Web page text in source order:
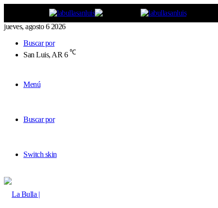
jueves, agosto 6 2026
Buscar por
San Luis, AR 6 ℃
Menú
Buscar por
Switch skin